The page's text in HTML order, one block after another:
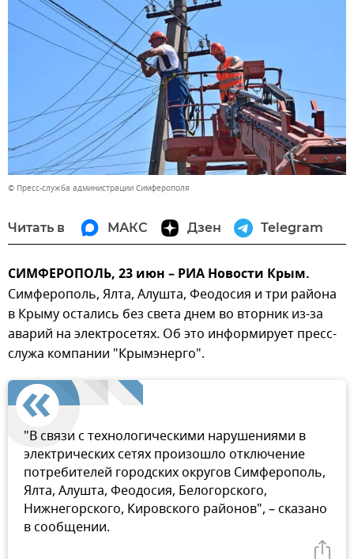
© Пресс-служба администрации Симферополя
Читать в МАКС Дзен Telegram
СИМФЕРОПОЛЬ, 23 июн – РИА Новости Крым.
Симферополь, Ялта, Алушта, Феодосия и три района
в Крыму остались без света днем во вторник из-за
аварий на электросетях. Об это информирует пресс-
служа компании "Крымэнерго".
"В связи с технологическими нарушениями в
электрических сетях произошло отключение
потребителей городских округов Симферополь,
Ялта, Алушта, Феодосия, Белогорского,
Нижнегорского, Кировского районов", – сказано
в сообщении.